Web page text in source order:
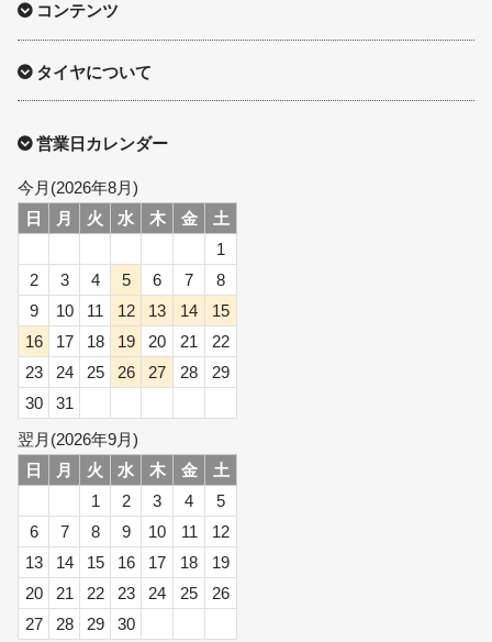
コンテンツ
タイヤについて
営業日カレンダー
今月(2026年8月)
日
月 火 水 木 金
土
1
2
3 4 5 6 7
8
9
10 11 12 13 14
15
16
17 18 19 20 21
22
23
24 25 26 27 28
29
30
31
翌月(2026年9月)
日
月 火 水 木 金
土
1
2 3 4
5
6
7 8 9 10 11
12
13
14 15 16 17 18
19
20
21 22 23 24 25
26
27
28 29 30